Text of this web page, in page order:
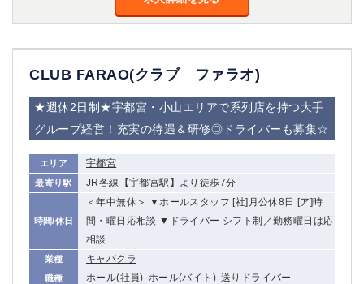
CLUB FARAO(クラブ ファラオ)
★週休2日制★宇都宮・小山エリアで系列店を持つ大手
グループ経営！充実の待遇＆研修◎ドライバーも募集☆
エリア 宇都宮
最寄り駅 JR各線【宇都宮駅】より徒歩7分
時間/休日
＜年中無休＞ ▼ホールスタッフ [社]月公休8日 [ア]時
間・曜日応相談 ▼ドライバー シフト制／勤務曜日は応
相談
業種 キャバクラ
職種 ホール(社員) ホール(バイト) 送りドライバー
館林
該当求人 0 件 選択した内容で設定